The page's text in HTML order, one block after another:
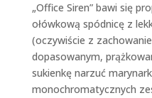
„Office Siren” bawi się
ołówkową spódnicę z
(oczywiście z
dopasowanym,
sukienkę narzuć
monochromatycznych